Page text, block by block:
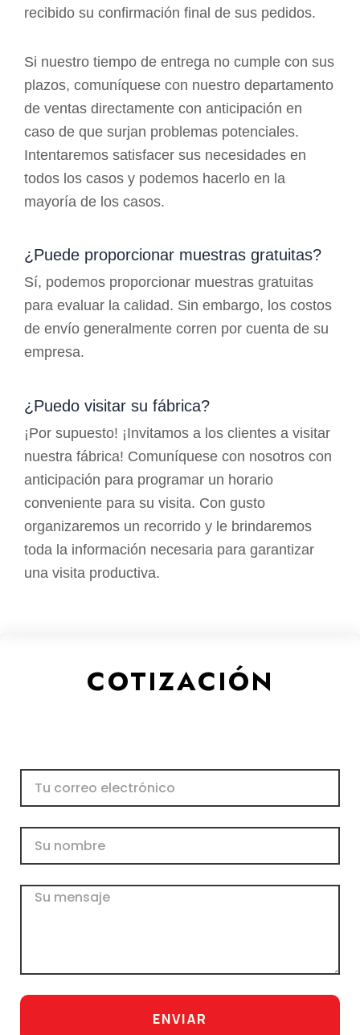
recibido su confirmación final de sus pedidos.
Si nuestro tiempo de entrega no cumple con sus
plazos, comuníquese con nuestro departamento
de ventas directamente con anticipación en
caso de que surjan problemas potenciales.
Intentaremos satisfacer sus necesidades en
todos los casos y podemos hacerlo en la
mayoría de los casos.
¿Puede proporcionar muestras gratuitas?
Sí, podemos proporcionar muestras gratuitas
para evaluar la calidad. Sin embargo, los costos
de envío generalmente corren por cuenta de su
empresa.
¿Puedo visitar su fábrica?
¡Por supuesto! ¡Invitamos a los clientes a visitar
nuestra fábrica! Comuníquese con nosotros con
anticipación para programar un horario
conveniente para su visita. Con gusto
organizaremos un recorrido y le brindaremos
toda la información necesaria para garantizar
una visita productiva.
COTIZACIÓN
electrónico
Mensaje
ENVIAR